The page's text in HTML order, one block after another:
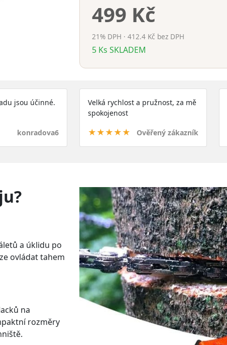
499 Kč
21% DPH · 412.4 Kč bez DPH
5 Ks SKLADEM
jsou účinné.
konradova6
Velká rychlost a pružnost, za mě
spokojenost
★★★★★ Ověřený zákazník
a úklidu po
ovládat tahem
na
rozměry